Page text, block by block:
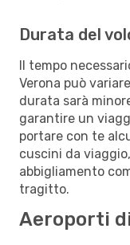
Durata del
Il tempo
Verona può
durata sarà
garantire un
portare con te
cuscini da
abbigliamento
tragitto.
Aeroporti